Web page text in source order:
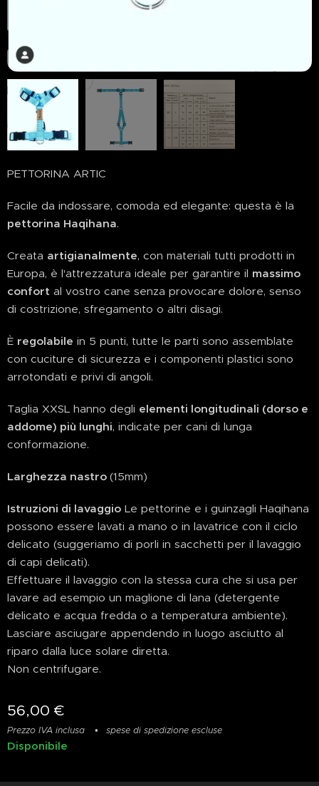
PETTORINA ARTIC
Facile da indossare, comoda ed elegante: questa è la
pettorina Haqihana.
Creata artigianalmente, con materiali tutti prodotti in
Europa, è l'attrezzatura ideale per garantire il massimo
confort al vostro cane senza provocare dolore, senso
di costrizione, sfregamento o altri disagi.
È regolabile in 5 punti, tutte le parti sono assemblate
con cuciture di sicurezza e i componenti plastici sono
arrotondati e privi di angoli.
Taglia XXSL hanno degli elementi longitudinali (dorso e
addome) più lunghi, indicate per cani di lunga
conformazione.
Larghezza nastro (15mm)
Istruzioni di lavaggio Le pettorine e i guinzagli Haqihana
possono essere lavati a mano o in lavatrice con il ciclo
delicato (suggeriamo di porli in sacchetti per il lavaggio
di capi delicati).
Effettuare il lavaggio con la stessa cura che si usa per
lavare ad esempio un maglione di lana (detergente
delicato e acqua fredda o a temperatura ambiente).
Lasciare asciugare appendendo in luogo asciutto al
riparo dalla luce solare diretta.
Non centrifugare.
56,00 €
Prezzo IVA inclusa spese di spedizione escluse
Disponibile